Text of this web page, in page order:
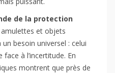
de la protection
et objets
besoin universel : celui
à l’incertitude. En
montrent que près de